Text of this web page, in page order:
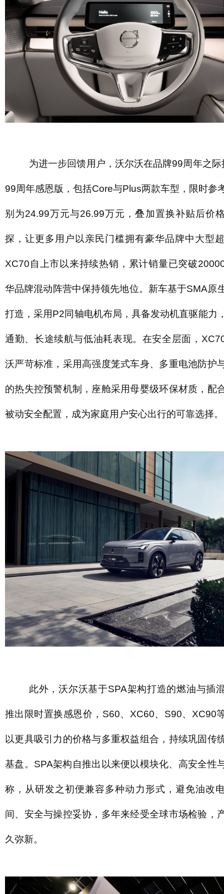
为进一步回馈用户，沃尔沃在品牌99周年之
99周年感恩版，包括Core与Plus两款车型，限时参
别为24.99万元与26.99万元，叠加置换补贴后价
探，让更多用户以亲民门槛拥有豪华品牌中大型
XC70自上市以来持续热销，累计销量已突破
华品牌混动阵营中保持领先地位。新车基于SMA原
打造，采用P2同轴电机布局，具备发动机直驱能力
通勤、长途续航与低油耗表现。在安全层面，
沃严苛标准，采用高强度笼式车身、多重电池防护
的热失控预警机制，座舱采用母婴级环保材质，配
被动安全配置，成为家庭用户安心出行的可靠选择。
此外，沃尔沃基于SPA架构打造的燃油与插
推出限时置换感恩价，S60、XC60、S90、XC90
以更具吸引力的价格与多重权益组合，持续巩固传
基盘。SPA架构自推出以来便以模块化、高安全性
称，从研发之初便兼容多种动力形式，避免油改
间、安全与操控妥协，多年来经受全球市场检验，
久弥新。